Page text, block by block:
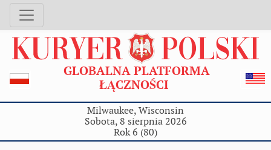
GLOBALNA PLATFORMA
ŁĄCZNOŚCI
Milwaukee, Wisconsin
Sobota, 8 sierpnia 2026
Rok 6 (80)